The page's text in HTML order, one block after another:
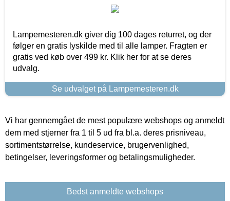
Lampemesteren.dk giver dig 100 dages returret, og der
følger en gratis lyskilde med til alle lamper. Fragten er
gratis ved køb over 499 kr. Klik her for at se deres
udvalg.
Se udvalget på Lampemesteren.dk
Vi har gennemgået de mest populære webshops og anmeldt
dem med stjerner fra 1 til 5 ud fra bl.a. deres prisniveau,
sortimentstørrelse, kundeservice, brugervenlighed,
betingelser, leveringsformer og betalingsmuligheder.
Bedst anmeldte webshops